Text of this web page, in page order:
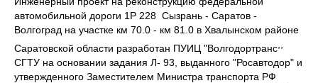
автомобильной дороги 1P 228 Сызрань - Саратов -
Волгоград на участке км 70.0 - км 81.0 в Хвалынском районе
Саратовской области разработан ПУИЦ "Boлгoдopтpaнc
СГТУ на основании задания Л- 93, выданного "Росавтодор" и
утвержденного Заместителем Министра транспорта РФ